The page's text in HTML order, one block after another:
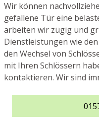
Wir können
gefallene Tür eine
arbeiten wir zügig und
Dienstleistungen wie
den Wechsel von
mit Ihren Schlössern
kontaktieren. Wir sind